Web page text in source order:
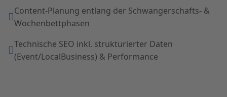
Content-Planung entlang der Schwangerschafts- &
Wochenbettphasen
Technische SEO inkl. strukturierter Daten
(Event/LocalBusiness) & Performance